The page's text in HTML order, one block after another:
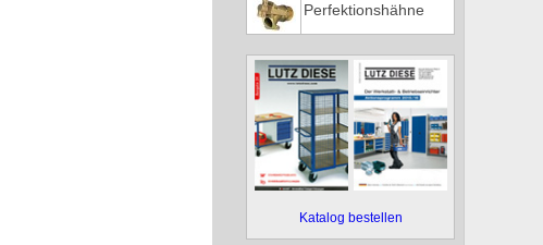
Perfektionshähne
Katalog bestellen